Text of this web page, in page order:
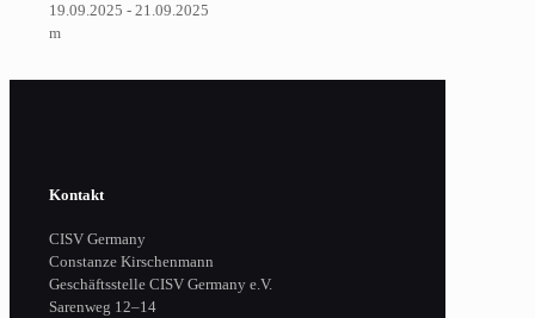
19.09.2025 - 21.09.2025
m
Kontakt
CISV Germany
Constanze Kirschenmann
Geschäftsstelle CISV Germany e.V.
Sarenweg 12–14